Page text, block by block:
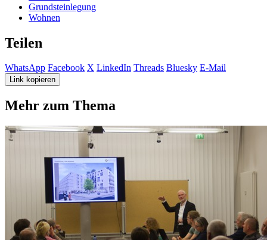
Grundsteinlegung
Wohnen
Teilen
WhatsApp Facebook X LinkedIn Threads Bluesky E-Mail
Link kopieren
Mehr zum Thema